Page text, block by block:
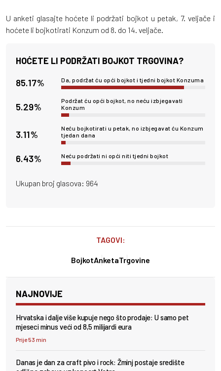
U anketi glasajte hoćete li podržati bojkot u petak, 7. veljače i
hoćete li bojkotirati Konzum od 8. do 14. veljače.
HOĆETE LI PODRŽATI BOJKOT TRGOVINA?
85.17% Da, podržat ću opći bojkot i tjedni bojkot Konzuma
5.29%
Podržat ću opći bojkot, no neću izbjegavati
Konzum
3.11%
Neću bojkotirati u petak, no izbjegavat ću Konzum
tjedan dana
6.43% Neću podržati ni opći niti tjedni bojkot
Ukupan broj glasova: 964
TAGOVI:
BojkotAnketaTrgovine
NAJNOVIJE
Hrvatska i dalje više kupuje nego što prodaje: U samo pet
mjeseci minus veći od 8,5 milijardi eura
Prije 53 min
Danas je dan za craft pivo i rock: Žminj postaje središte